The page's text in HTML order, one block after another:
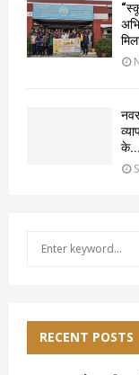
के...
f
RECENT POSTS